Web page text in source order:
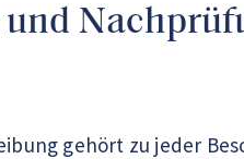
und
gehört zu jeder